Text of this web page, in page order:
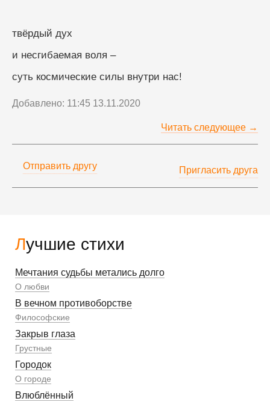
Лучшие стихи
Мечтания судьбы метались долго
О любви
В вечном противоборстве
Философские
Закрыв глаза
Грустные
Городок
О городе
Влюблённый
твёрдый дух
и несгибаемая воля –
суть космические силы внутри нас!
Добавлено: 11:45 13.11.2020
Читать следующее →
Отправить другу Пригласить друга